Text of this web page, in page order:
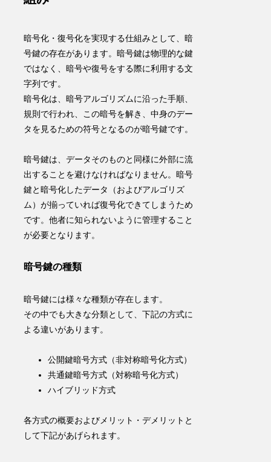
暗号化・復号化を実現する仕組みとして、暗
号鍵の存在があります。暗号鍵は物理的な鍵
ではなく、暗号や復号をする際に利用する文
字列 です。
暗号化は、暗号アルゴリズムに沿った手順、
規則で行われ、この暗号を解き、中身のデー
タを見るための符号となるのが暗号鍵です。
暗号鍵は、データそのものと同様に外部に流
出することを避けなければなりません。暗号
鍵と暗号化したデータ（およびアルゴリズ
ム）が揃っていれば復号化できてしまうため
です。他者に知られないように管理すること
が必要となります。
暗号鍵の種類
暗号鍵には様々な種類が存在します。
その中でも大きな分類として、下記の方式に
よる違いがあります。
公開鍵暗号方式（非対称暗号化方式）
共通鍵暗号方式（対称暗号化方式）
ハイブリッド方式
各方式の概要およびメリット・デメリットと
して下記があげられます。